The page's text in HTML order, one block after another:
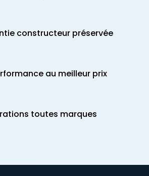
constructeur préservée
au meilleur prix
toutes marques